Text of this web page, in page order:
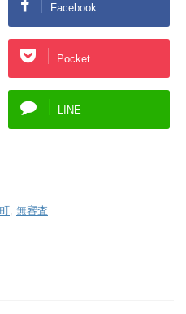
Facebook
Pocket
LINE
, 無審査